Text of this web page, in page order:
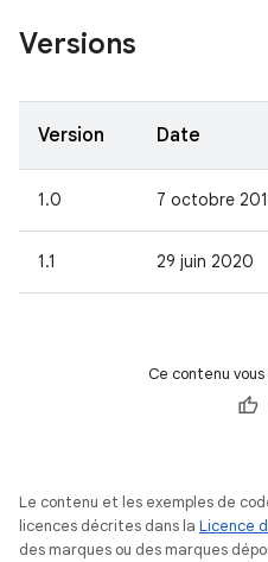
Versions
Version Date
1.0 7 octobre
1.1 29 juin 2020
Ce contenu
Le contenu et les exemples de
licences décrites dans la Licence
des marques ou des marques